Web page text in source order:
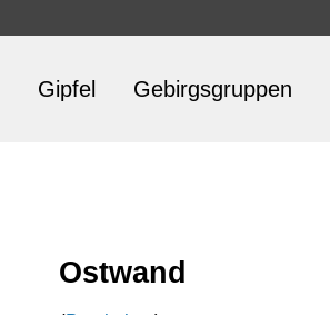
Gipfel Gebirgsgruppen
Ostwand